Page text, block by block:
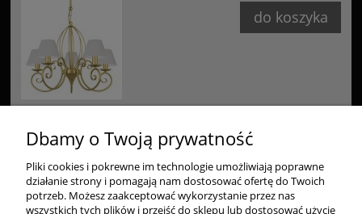
do koszyka
Zakupy
Dbamy o Twoją prywatność
Pliki cookies i pokrewne im technologie umożliwiają poprawne
działanie strony i pomagają nam dostosować ofertę do Twoich
potrzeb. Możesz zaakceptować wykorzystanie przez nas
wszystkich tych plików i przejść do sklepu lub dostosować użycie